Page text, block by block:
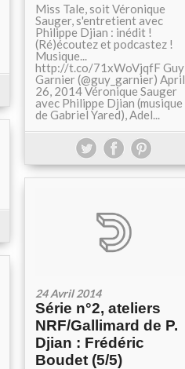
Miss Tale, soit Véronique
Sauger, s'entretient avec
Philippe Djian : inédit !
(Ré)écoutez et podcastez !
Musique...
http://t.co/71xWoVjqfF Guy
Garnier (@guy_garnier) April
26, 2014 Véronique Sauger
avec Philippe Djian (musique
de Gabriel Yared), Adel...
24 Avril 2014
Série n°2, ateliers
NRF/Gallimard de P.
Djian : Frédéric
Boudet (5/5)